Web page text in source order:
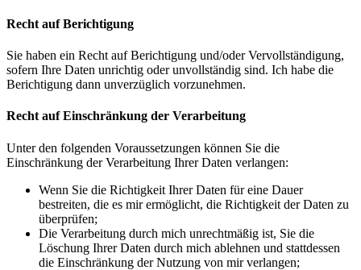
Recht auf Berichtigung
Sie haben ein Recht auf Berichtigung und/oder Vervollständigung,
sofern Ihre Daten unrichtig oder unvollständig sind. Ich habe die
Berichtigung dann unverzüglich vorzunehmen.
Recht auf Einschränkung der Verarbeitung
Unter den folgenden Voraussetzungen können Sie die
Einschränkung der Verarbeitung Ihrer Daten verlangen:
Wenn Sie die Richtigkeit Ihrer Daten für eine Dauer
bestreiten, die es mir ermöglicht, die Richtigkeit der Daten zu
überprüfen;
Die Verarbeitung durch mich unrechtmäßig ist, Sie die
Löschung Ihrer Daten durch mich ablehnen und stattdessen
die Einschränkung der Nutzung von mir verlangen;